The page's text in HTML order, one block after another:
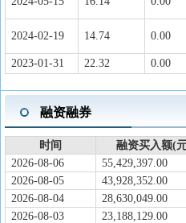
2024-02-19 14.74 0.00
2023-01-31 22.32 0.00
融资融券
时间 融资买入额(
2026-08-06
55,429,397.00
2026-08-05
43,928,352.00
2026-08-04
28,630,049.00
2026-08-03
23,188,129.00